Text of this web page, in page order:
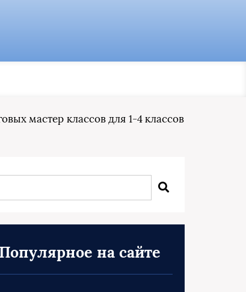
мастер классов для 1-4 классов
Популярное на сайте